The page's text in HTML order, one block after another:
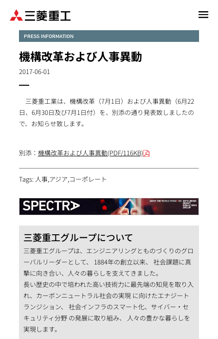
PRESS INFORMATION
機構改革および人事異動
2017-06-01
三菱重工業は、機構改革（7月1日）および人事異動（6月22
日、6月30日及び7月1日付）を、別添の通り発表致しましたの
で、お知らせ致します。
別添： 機構改革および人事異動(PDF/116KB)
Tags: 人事,アジア,コーポレート
三菱重工グループについて
三菱重工グループは、エンジニアリングとものづくりのグロ
ーバルリーダーとして、 1884年の創立以来、 社会課題に真
摯に向き合い、人々の暮らしを支えてきました。
長い歴史の中で培われた高い技術力に最先端の知見を取り入
れ、カーボンニュートラル社会の実現 に向けたエナジート
ランジション、 社会インフラのスマート化、サイバー・セ
キュリティ分野 の発展に取り組み、 人々の豊かな暮らしを
実現します。